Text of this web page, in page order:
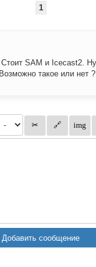
1
SAM и Icecast2.
такое или нет ?